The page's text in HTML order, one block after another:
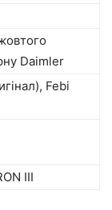
Daimler
Febi
III